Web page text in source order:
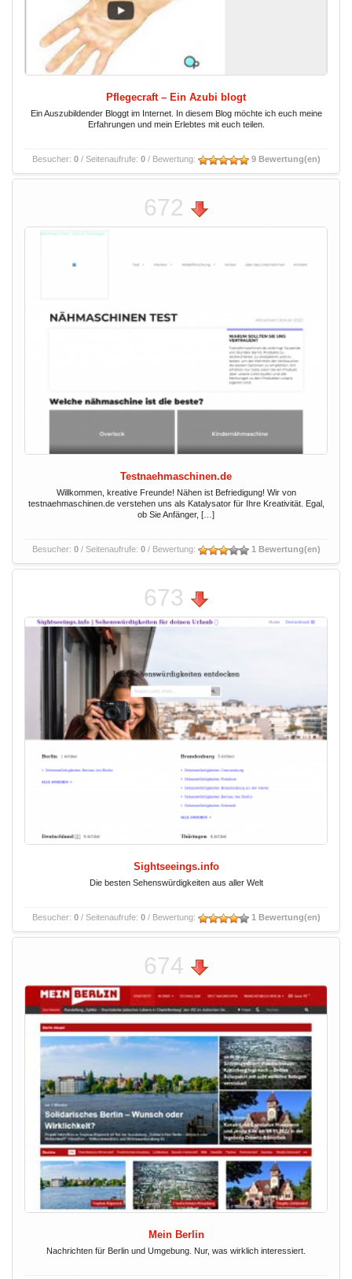
Pflegecraft – Ein Azubi blogt
Ein Auszubildender Bloggt im Internet. In diesem Blog möchte ich euch meine
Erfahrungen und mein Erlebtes mit euch teilen.
Besucher: 0/ Seitenaufrufe: 0/ Bewertung: 9 Bewertung(en)
672
Testnaehmaschinen.de
Willkommen, kreative Freunde! Nähen ist Befriedigung! Wir von
testnaehmaschinen.de verstehen uns als Katalysator für Ihre Kreativität. Egal,
ob Sie Anfänger, […]
Besucher: 0/ Seitenaufrufe: 0/ Bewertung: 1 Bewertung(en)
673
Sightseeings.info
Die besten Sehenswürdigkeiten aus aller Welt
Besucher: 0/ Seitenaufrufe: 0/ Bewertung: 1 Bewertung(en)
674
Mein Berlin
Nachrichten für Berlin und Umgebung. Nur, was wirklich interessiert.